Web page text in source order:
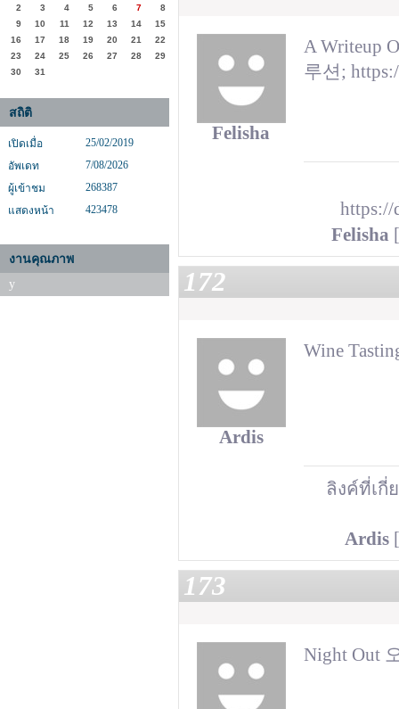
2
3 4 5 6 7
8
9
10 11 12 13 14
15
16
17 18 19 20 21
22
23
24 25 26 27 28
29
30
31
สถิติ
เปิดเมื่อ
25/02/2019
อัพเดท
7/08/2026
ผู้เข้าชม
268387
แสดงหน้า
423478
งานคุณภาพ
y
Felisha
A Writeup
루션;
https://
Felisha
172
Ardis
Wine
ลิงค์ที่เกี่
Ardis
173
Night Out